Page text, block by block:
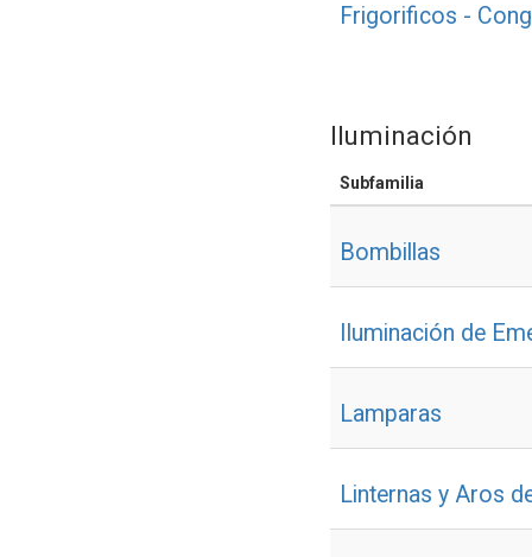
Frigorificos -
Iluminación
Subfamilia
Bombillas
Iluminación de
Lamparas
Linternas y Aros